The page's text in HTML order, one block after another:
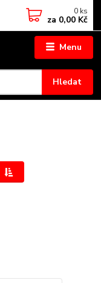
Menu
Hledat
0 ks
za 0,00 Kč